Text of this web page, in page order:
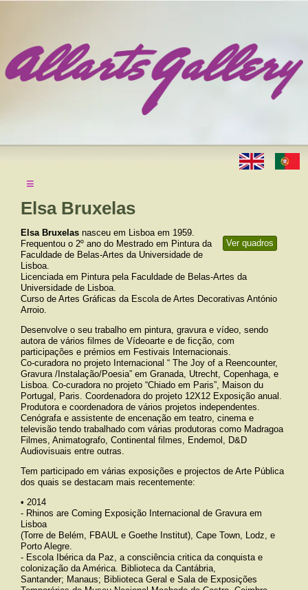
≡
Elsa Bruxelas
Ver quadros
Elsa Bruxelas nasceu em Lisboa em 1959.
Frequentou o 2º ano do Mestrado em Pintura da
Faculdade de Belas-Artes da Universidade de
Lisboa.
Licenciada em Pintura pela Faculdade de Belas-Artes da
Universidade de Lisboa.
Curso de Artes Gráficas da Escola de Artes Decorativas António
Arroio.
Desenvolve o seu trabalho em pintura, gravura e vídeo, sendo
autora de vários filmes de Vídeoarte e de ficção, com
participações e prémios em Festivais Internacionais.
Co-curadora no projeto Internacional “ The Joy of a Reencounter,
Gravura /Instalação/Poesia” em Granada, Utrecht, Copenhaga, e
Lisboa. Co-curadora no projeto “Chiado em Paris”, Maison du
Portugal, Paris. Coordenadora do projeto 12X12 Exposição anual.
Produtora e coordenadora de vários projetos independentes.
Cenógrafa e assistente de encenação em teatro, cinema e
televisão tendo trabalhado com várias produtoras como Madragoa
Filmes, Animatografo, Continental filmes, Endemol, D&D
Audiovisuais entre outras.
Tem participado em várias exposições e projectos de Arte Pública
dos quais se destacam mais recentemente:
• 2014
- Rhinos are Coming Exposição Internacional de Gravura em
Lisboa
(Torre de Belém, FBAUL e Goethe Institut), Cape Town, Lodz, e
Porto Alegre.
- Escola Ibérica da Paz, a consciência critica da conquista e
colonização da América. Biblioteca da Cantábria,
Santander; Manaus; Biblioteca Geral e Sala de Exposições